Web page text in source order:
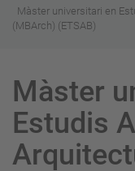
Màster universitari en
(MBArch) (ETSAB)
Màster
Estudis